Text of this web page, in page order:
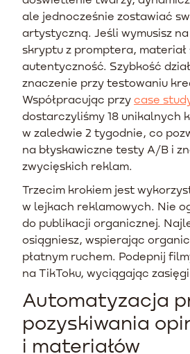
ale jednocześnie zostawiać
artystyczną. Jeśli wymusisz
skryptu z promptera,
autentyczność. Szybkość
znaczenie przy testowaniu
Współpracując przy case
dostarczyliśmy 18 unikalnych
w zaledwie 2 tygodnie, co
na błyskawiczne testy A/B i
zwycięskich reklam.
Trzecim krokiem jest
w lejkach reklamowych. Nie
do publikacji organicznej.
osiągniesz, wspierając
płatnym ruchem. Podepnij
na TikToku, wyciągając
Automatyzacja
pozyskiwania
i materiałów